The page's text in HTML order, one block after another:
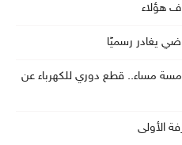
هؤلاء
يغادر رسميًا
مساء.. قطع دوري للكهرباء عن
الأولى